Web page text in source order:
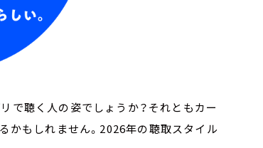
で聴く人の姿でしょうか？それともカー
かもしれません。2026年の聴取スタイル